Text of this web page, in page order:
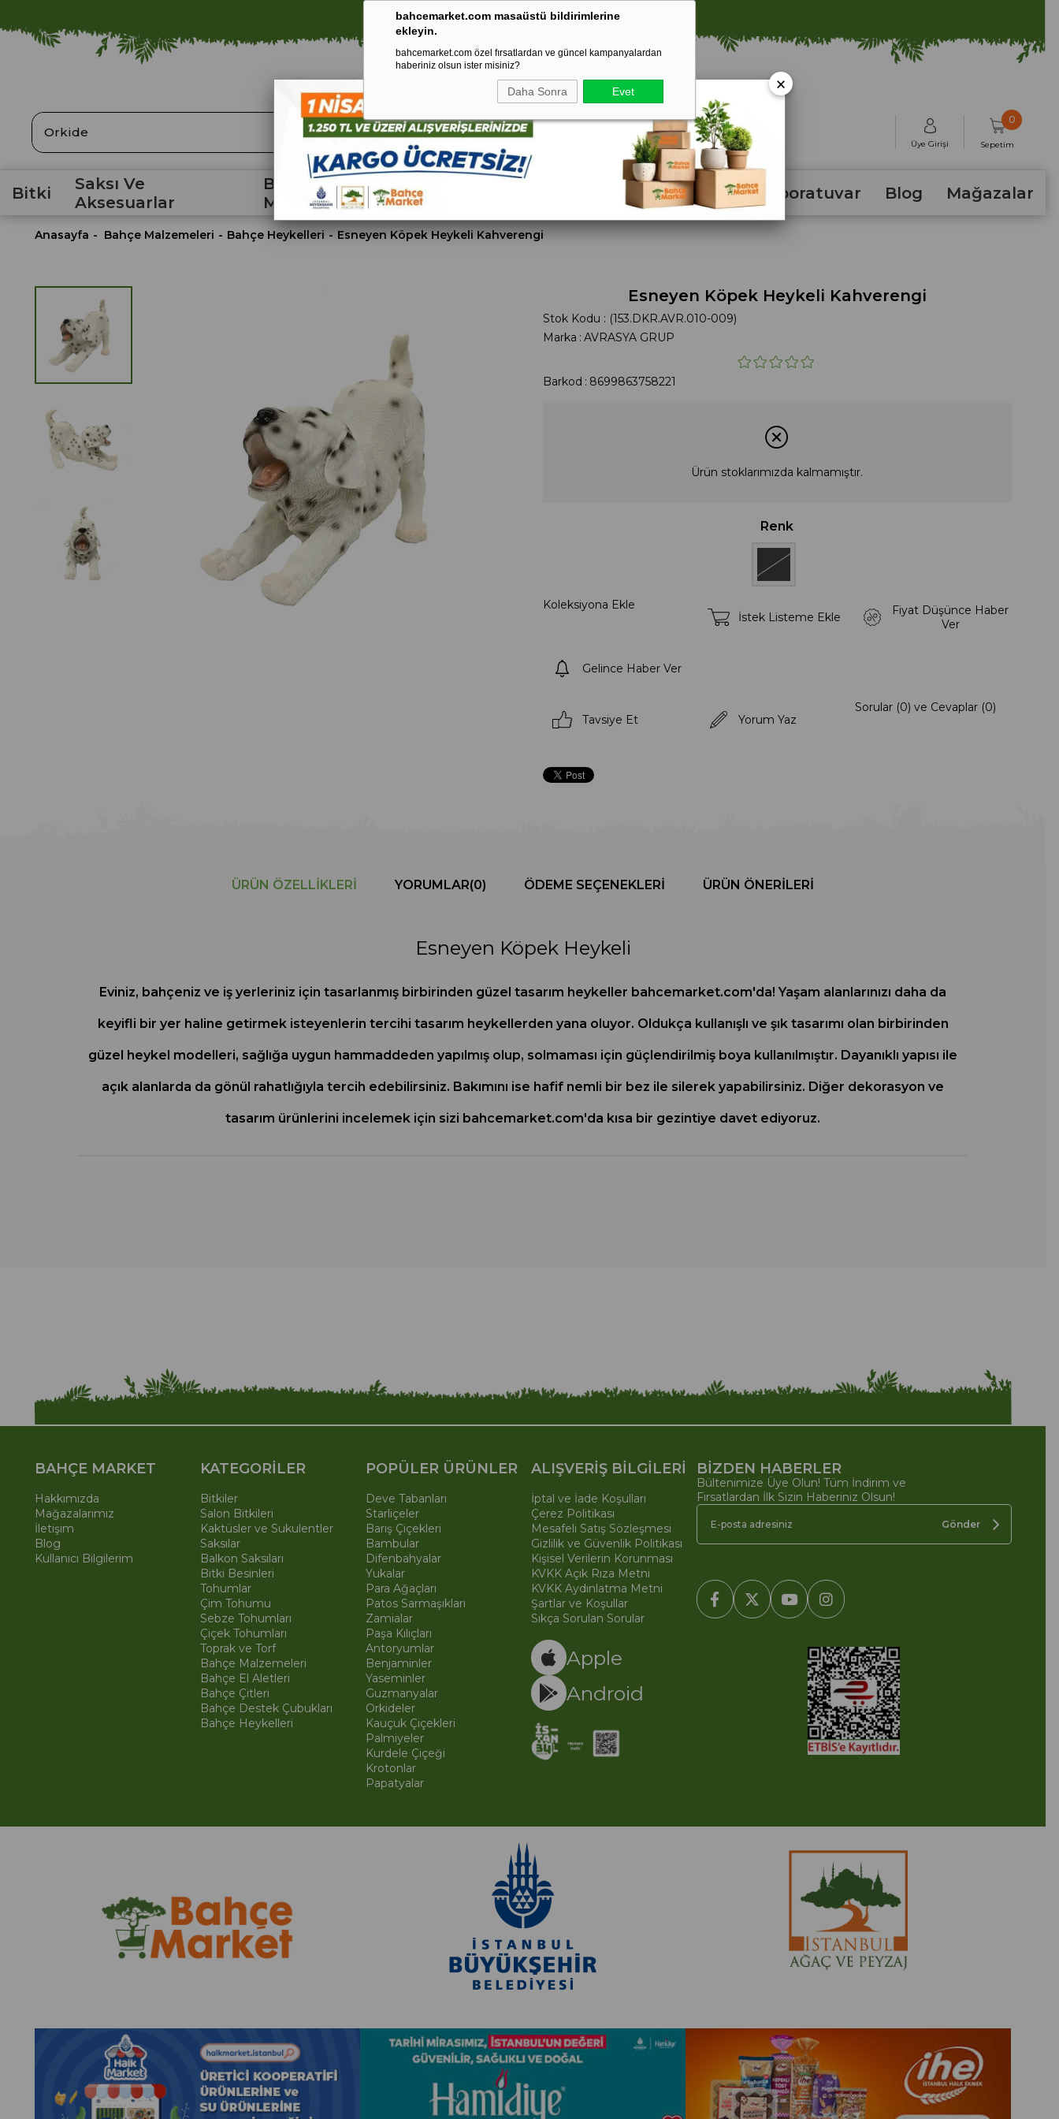
bahcemarket.com masaüstü bildirimlerine
ekleyin.
bahcemarket.com özel fırsatlardan ve güncel kampanyalardan
haberiniz olsun ister misiniz?
Daha Sonra Evet
🚀 1250 TL ÜZERİ ALIŞVERİŞLERDE KARGO ÜCRETSİZ!
⚠️ SATIŞLARIMIZ YALNIZCA İSTANBUL İLİ İLE SINIRLIDIR.
ARA
Üye Girişi Sepetim
0
Bitki
Saksı Ve
Aksesuarlar
Bahçe
Malzemeleri
Tohum Laboratuvar Blog Mağazalar
Anasayfa Bahçe Malzemeleri Bahçe Heykelleri Esneyen Köpek Heykeli Kahverengi
Esneyen Köpek Heykeli Kahverengi
Stok Kodu
(153.DKR.AVR.010-009)
Marka : AVRASYA GRUP
Barkod : 8699863758221
Ürün stoklarımızda kalmamıştır.
Renk
Koleksiyona Ekle
İstek Listeme Ekle
Fiyat Düşünce Haber
Ver
Gelince Haber Ver
Tavsiye Et Yorum Yaz
Sorular (0) ve Cevaplar (0)
ÜRÜN ÖZELLIKLERI YORUMLAR(0) ÖDEME SEÇENEKLERI ÜRÜN ÖNERILERI
Esneyen Köpek Heykeli
Eviniz, bahçeniz ve iş yerleriniz için tasarlanmış birbirinden güzel tasarım heykeller bahcemarket.com'da! Yaşam alanlarınızı daha da
keyifli bir yer haline getirmek isteyenlerin tercihi tasarım heykellerden yana oluyor. Oldukça kullanışlı ve şık tasarımı olan birbirinden
güzel heykel modelleri, sağlığa uygun hammaddeden yapılmış olup, solmaması için güçlendirilmiş boya kullanılmıştır. Dayanıklı yapısı ile
açık alanlarda da gönül rahatlığıyla tercih edebilirsiniz. Bakımını ise hafif nemli bir bez ile silerek yapabilirsiniz. Diğer dekorasyon ve
tasarım ürünlerini incelemek için sizi bahcemarket.com'da kısa bir gezintiye davet ediyoruz.
BAHÇE MARKET
Hakkımızda
Mağazalarımız
İletişim
Blog
Kullanıcı Bilgilerim
KATEGORİLER
Bitkiler
Salon Bitkileri
Kaktüsler ve Sukulentler
Saksılar
Balkon Saksıları
Bitki Besinleri
Tohumlar
Çim Tohumu
Sebze Tohumları
Çiçek Tohumları
Toprak ve Torf
Bahçe Malzemeleri
Bahçe El Aletleri
Bahçe Çitleri
Bahçe Destek Çubukları
Bahçe Heykelleri
POPÜLER ÜRÜNLER
Deve Tabanları
Starliçeler
Barış Çiçekleri
Bambular
Difenbahyalar
Yukalar
Para Ağaçları
Patos Sarmaşıkları
Zamialar
Paşa Kılıçları
Antoryumlar
Benjaminler
Yaseminler
Guzmanyalar
Orkideler
Kauçuk Çiçekleri
Palmiyeler
Kurdele Çiçeği
Krotonlar
Papatyalar
ALIŞVERİŞ BİLGİLERİ
İptal ve İade Koşulları
Çerez Politikası
Mesafeli Satış Sözleşmesi
Gizlilik ve Güvenlik Politikası
Kişisel Verilerin Korunması
KVKK Açık Rıza Metni
KVKK Aydınlatma Metni
Şartlar ve Koşullar
Sıkça Sorulan Sorular
Apple
Android
BİZDEN HABERLER
Bültenimize Üye Olun! Tüm İndirim ve
Fırsatlardan İlk Sizin Haberiniz Olsun!
Gönder
×